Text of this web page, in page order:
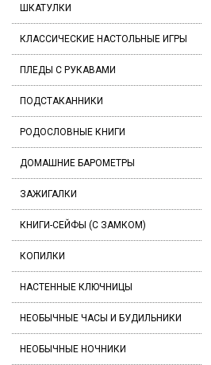
ШКАТУЛКИ
КЛАССИЧЕСКИЕ НАСТОЛЬНЫЕ ИГРЫ
ПЛЕДЫ С РУКАВАМИ
ПОДСТАКАННИКИ
РОДОСЛОВНЫЕ КНИГИ
ДОМАШНИЕ БАРОМЕТРЫ
ЗАЖИГАЛКИ
КНИГИ-СЕЙФЫ (С ЗАМКОМ)
КОПИЛКИ
НАСТЕННЫЕ КЛЮЧНИЦЫ
НЕОБЫЧНЫЕ ЧАСЫ И БУДИЛЬНИКИ
НЕОБЫЧНЫЕ НОЧНИКИ